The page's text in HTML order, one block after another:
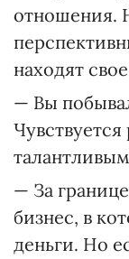
отношения.
находят
— Вы
— За
бизнес, в
деньги. Но